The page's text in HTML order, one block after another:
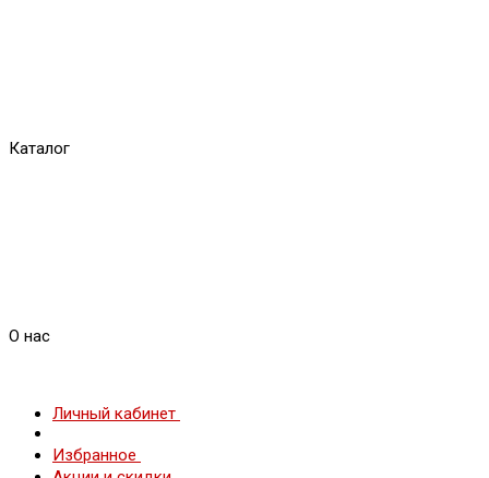
Каталог
О нас
Личный кабинет
Избранное